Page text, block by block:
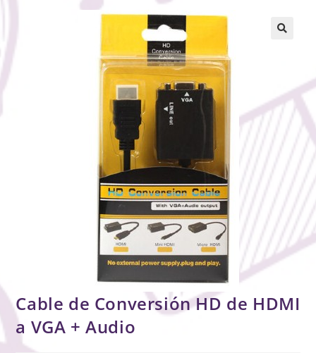
Cable de Conversión HD de HDMI
a VGA + Audio